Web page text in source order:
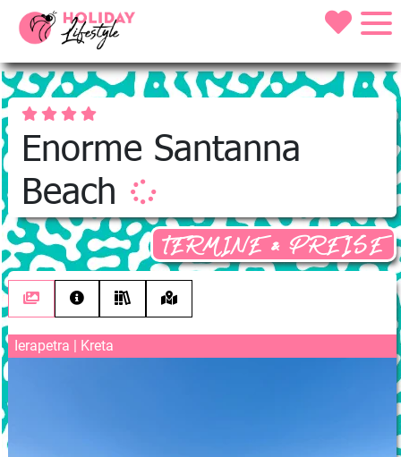
Enorme Santanna
Beach
TERMINE & PREISE
Ierapetra | Kreta